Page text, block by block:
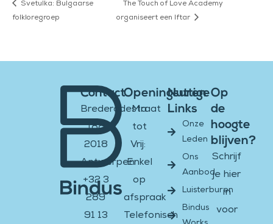
Svetulka: Bulgaarse
folkloregroep
The Touch of Love Academy
organiseert een Iftar
Contact
Brederodestraat
188
2018
Antwerpen
+32 3
289
91 13
Openingsuren
Ma
tot
Vrij:
Enkel
op
afspraak
Telefonisch
Nuttige
Links
Onze
Leden
Ons
Aanbod
Luisterburen
Bindus
Op
de
hoogte
blijven?
Schrijf
je hier
in
voor